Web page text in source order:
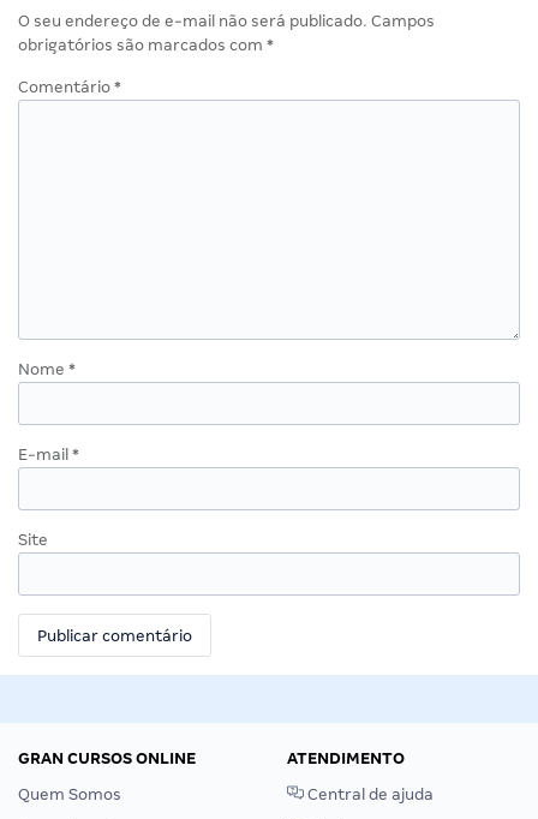
O seu endereço de e-mail não será publicado. Campos
obrigatórios são marcados com *
Comentário *
Nome *
E-mail *
Site
GRAN CURSOS ONLINE
Quem Somos
ATENDIMENTO
Central de ajuda